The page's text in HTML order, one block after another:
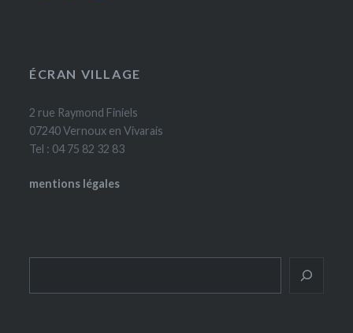
ÉCRAN VILLAGE
2 rue Raymond Finiels
07240 Vernoux en Vivarais
Tel : 04 75 82 32 83
mentions légales